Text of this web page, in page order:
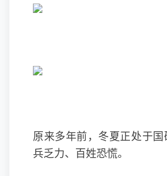
原来多年前，冬夏正处于
兵乏力、百姓恐慌。